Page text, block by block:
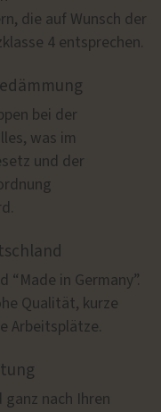
die auf Wunsch der
4 entsprechen.
bei der
was im
und der
“Made in Germany”.
Qualität, kurze
Arbeitsplätze.
nach Ihren